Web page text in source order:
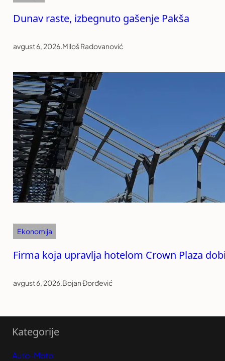
Dunav raste, izbegnuto gašenje Pakša
avgust 6, 2026.Miloš Radovanović
Ekonomija
Firma koja upravlja hotelom Crown Plaza
avgust 6, 2026.Bojan Đorđević
Kategorije
Auto-Moto